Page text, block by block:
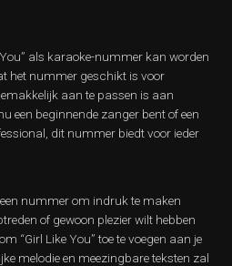
als karaoke-nummer kan worden
het nummer geschikt is voor
aan te passen is aan
een beginnende zanger bent of een
dit nummer biedt voor ieder
nummer om indruk te maken
of gewoon plezier wilt hebben
“Girl Like You” toe te voegen aan je
melodie en meezingbare teksten zal